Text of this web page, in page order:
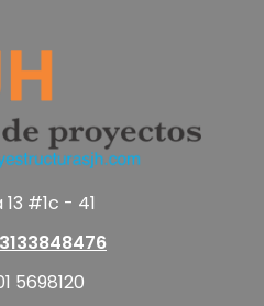
#1c - 41
5698120